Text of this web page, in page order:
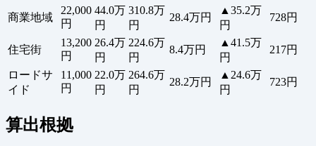
商業地域
22,000
円
44.0万
円
310.8万
円
28.4万円
▲35.2万
円
728円
住宅街
13,200
円
26.4万
円
224.6万
円
8.4万円
▲41.5万
円
217円
ロードサ
イド
11,000
円
22.0万
円
264.6万
円
28.2万円
▲24.6万
円
723円
算出根拠